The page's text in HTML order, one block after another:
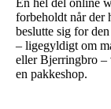
forbeholdt når der
beslutte sig for
– ligegyldigt om
eller Bjerringbro –
en pakkeshop.